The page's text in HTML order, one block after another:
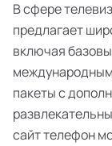
В сфере
предлагает
включая
пакеты с
сайт телефон